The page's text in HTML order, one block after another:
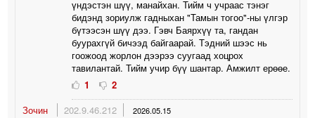
үндэстэн шүү, манайхан. Тийм ч учраас тэнэг
бидэнд зориулж гадныхан "Тамын тогоо"-ны үлгэр
бүтээсэн шүү дээ. Гэвч Баярхүү та, гандан
буурахгүй бичээд байгаарай. Тэдний шээс нь
гоожоод жорлон дээрээ суугаад хоцрох
тавилантай. Тийм учир бүү шантар. Амжилт ерөөе.
1
2
Зочин
202.9.46.212 2026.05.15